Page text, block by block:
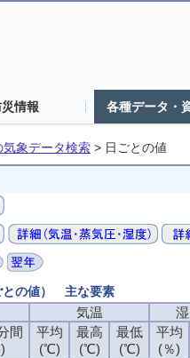
災情報 各種データ・
気象データ検索 > 日ごとの値
との値） 主な要素
気温
間
平均
(℃)
最高
(℃)
最低
(℃)
平均
(％)